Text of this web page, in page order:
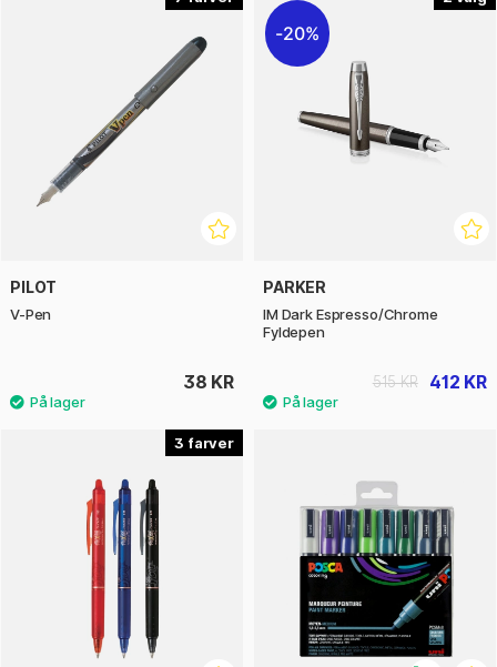
PILOT
V-Pen
38 KR
20%
PARKER
IM Dark Espresso/Chrome
Fyldepen
412 KR
515 KR
3